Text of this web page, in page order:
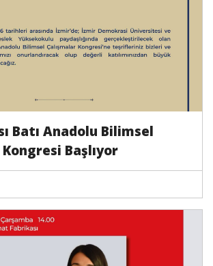
Batı Anadolu Bilimsel
Başlıyor